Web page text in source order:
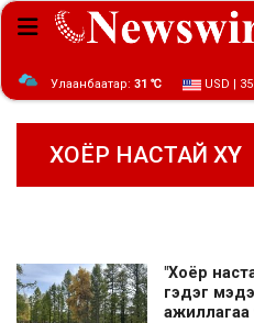
Улаанбаатар: 31 ℃ USD |
ХОЁР НАСТАЙ ХҮҮ
"Хоёр
гэдэг
ажиллагаа